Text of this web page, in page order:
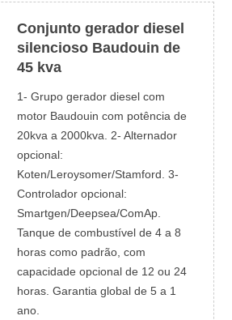
Conjunto gerador diesel
silencioso Baudouin de
45 kva
1- Grupo gerador diesel com
motor Baudouin com potência de
20kva a 2000kva. 2- Alternador
opcional:
Koten/Leroysomer/Stamford. 3-
Controlador opcional:
Smartgen/Deepsea/ComAp.
Tanque de combustível de 4 a 8
horas como padrão, com
capacidade opcional de 12 ou 24
horas. Garantia global de 5 a 1
ano.